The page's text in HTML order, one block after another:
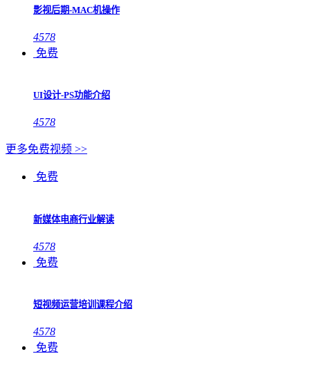
影视后期-MAC机操作
4578
免费
UI设计-PS功能介绍
4578
更多免费视频 >>
免费
新媒体电商行业解读
4578
免费
短视频运营培训课程介绍
4578
免费